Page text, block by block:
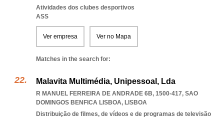
Atividades dos clubes desportivos
ASS
Ver empresa Ver no Mapa
Matches in the search for:
Malavita Multimédia, Unipessoal, Lda
R MANUEL FERREIRA DE ANDRADE 6B, 1500-417, SAO
DOMINGOS BENFICA LISBOA, LISBOA
Distribuição de filmes, de vídeos e de programas de televisão